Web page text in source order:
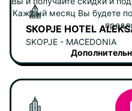
SKOPJE HOTEL
SKOPJE - MACEDONIA
Каждый месяц Вы будете